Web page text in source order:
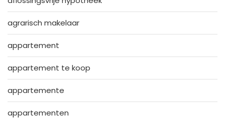
agrarisch makelaar
appartement
appartement te koop
appartemente
appartementen